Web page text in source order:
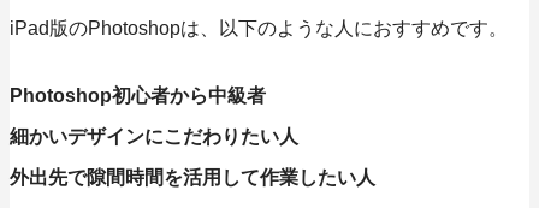
iPad版のPhotoshopは、以下のような人におすすめです。
Photoshop初心者から中級者
細かいデザインにこだわりたい人
外出先で隙間時間を活用して作業したい人